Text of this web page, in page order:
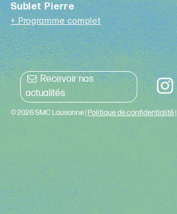
Sublet Pierre
+ Programme complet
Recevoir nos
actualités
© 2026 SMC Lausanne |Politique de confidentialité|